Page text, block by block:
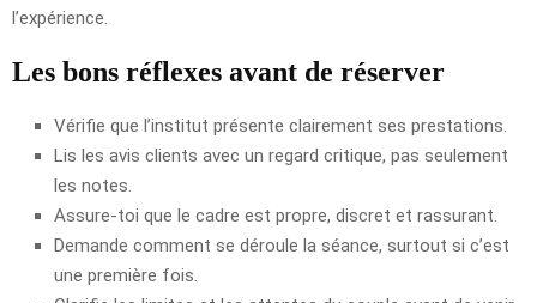
l’expérience.
Les bons réflexes avant de réserver
Vérifie que l’institut présente clairement ses prestations.
Lis les avis clients avec un regard critique, pas seulement
les notes.
Assure-toi que le cadre est propre, discret et rassurant.
Demande comment se déroule la séance, surtout si c’est
une première fois.